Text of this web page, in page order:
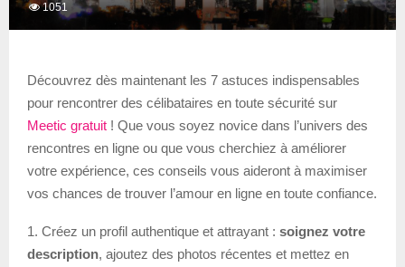
1051
Découvrez dès maintenant les 7 astuces indispensables
pour rencontrer des célibataires en toute sécurité sur
Meetic gratuit ! Que vous soyez novice dans l’univers des
rencontres en ligne ou que vous cherchiez à améliorer
votre expérience, ces conseils vous aideront à maximiser
vos chances de trouver l’amour en ligne en toute confiance.
1. Créez un profil authentique et attrayant : soignez votre
description, ajoutez des photos récentes et mettez en